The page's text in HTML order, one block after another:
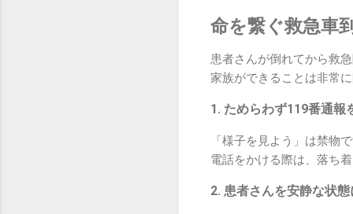
命を繋ぐ救急車
患者さんが倒れてから救
家族ができることは非常
1. ためらわず119番通報
「様子を見よう」は禁物
電話をかける際は、落ち
2. 患者さんを安静な状態